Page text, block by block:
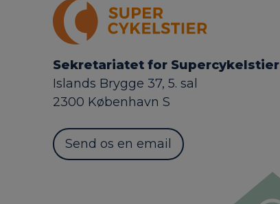
Sekretariatet for Supercykelstier
Islands Brygge 37, 5. sal
2300 København S
Send os en email